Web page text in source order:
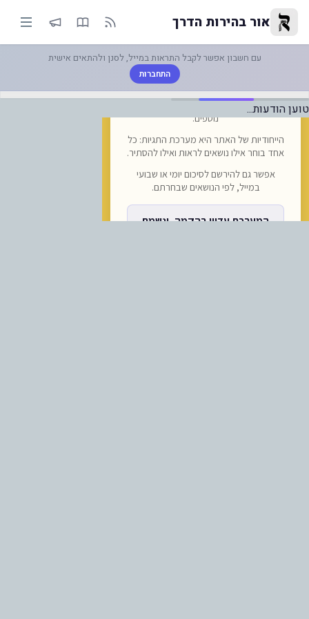
חדשות מעודדות מוויז אייר:
אור בהירות הדרך
עם חשבון אפשר לקבל התראות במייל, לסנן ולהתאים אישית
התחברות
טוען הודעות...